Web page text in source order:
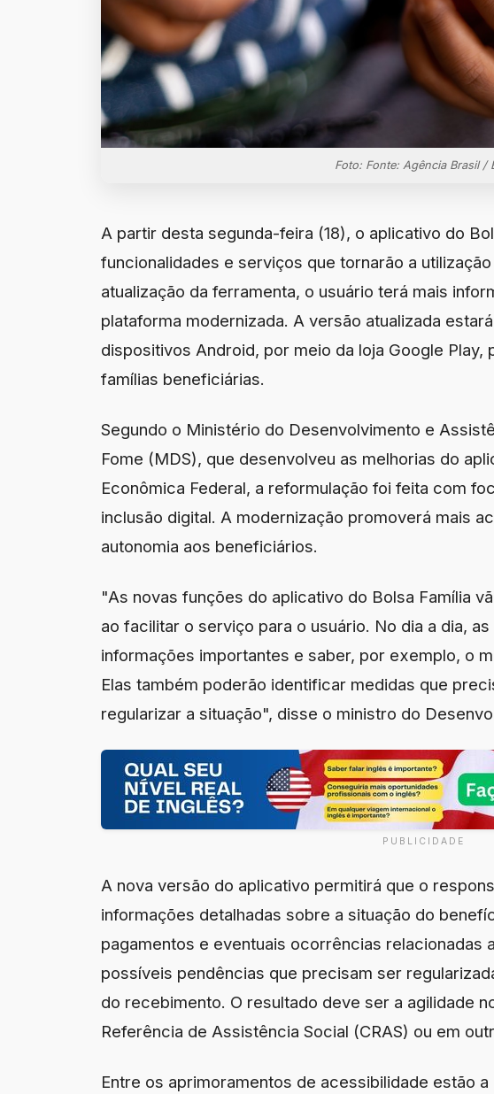
Foto: Fonte: Agência Brasil /
A partir desta segunda-feira (18), o aplicativo do
funcionalidades e serviços que tornarão a
atualização da ferramenta, o usuário terá mais
plataforma modernizada. A versão atualizada
dispositivos Android, por meio da loja Google Play,
famílias beneficiárias.
Segundo o Ministério do Desenvolvimento e
Fome (MDS), que desenvolveu as melhorias do
Econômica Federal, a reformulação foi feita com
inclusão digital. A modernização promoverá mais
autonomia aos beneficiários.
"As novas funções do aplicativo do Bolsa Família
ao facilitar o serviço para o usuário. No dia a dia,
informações importantes e saber, por exemplo, o
Elas também poderão identificar medidas que
regularizar a situação", disse o ministro do
PUBLICIDADE
A nova versão do aplicativo permitirá que o
informações detalhadas sobre a situação do
pagamentos e eventuais ocorrências relacionadas
possíveis pendências que precisam ser
do recebimento. O resultado deve ser a agilidade
Referência de Assistência Social (CRAS) ou em
Entre os aprimoramentos de acessibilidade estão